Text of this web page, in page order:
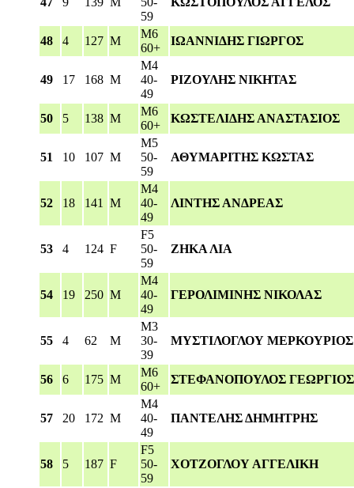
59
48 4 127 M
M6
60+
ΙΩΑΝΝΙΔΗΣ ΓΙΩΡΓΟΣ
49 17 168 M
M4
40-
49
ΡΙΖΟΥΛΗΣ ΝΙΚΗΤΑΣ
50 5 138 M
M6
60+
ΚΩΣΤΕΛΙΔΗΣ ΑΝΑΣΤΑΣΙΟΣ
51 10 107 M
M5
50-
59
ΑΘΥΜΑΡΙΤΗΣ ΚΩΣΤΑΣ
52 18 141 M
M4
40-
49
ΛΙΝΤΗΣ ΑΝΔΡΕΑΣ
53 4 124 F
F5
50-
59
ΖΗΚΑ ΛΙΑ
54 19 250 M
M4
40-
49
ΓΕΡΟΛΙΜΙΝΗΣ ΝΙΚΟΛΑΣ
55 4 62 M
M3
30-
39
ΜΥΣΤΙΛΟΓΛΟΥ ΜΕΡΚΟΥΡΙΟΣ
56 6 175 M
M6
60+
ΣΤΕΦΑΝΟΠΟΥΛΟΣ ΓΕΩΡΓΙΟΣ
57 20 172 M
M4
40-
49
ΠΑΝΤΕΛΗΣ ΔΗΜΗΤΡΗΣ
58 5 187 F
F5
50-
59
ΧΟΤΖΟΓΛΟΥ ΑΓΓΕΛΙΚΗ